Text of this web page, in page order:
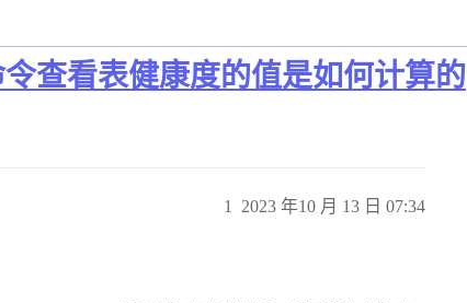
查看表健康度的值是如何计算的
2023 年10 月 13 日 07:34
1